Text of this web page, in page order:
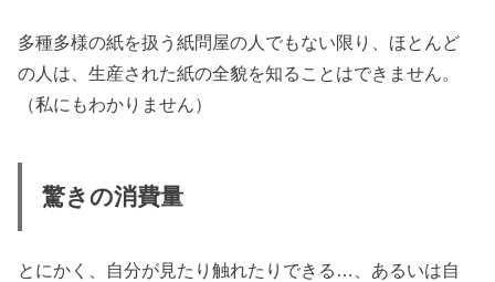
多種多様の紙を扱う紙問屋の人でもない限り、ほとんど
の人は、生産された紙の全貌を知ることはできません。
（私にもわかりません）
驚きの消費量
とにかく、自分が見たり触れたりできる…、あるいは自